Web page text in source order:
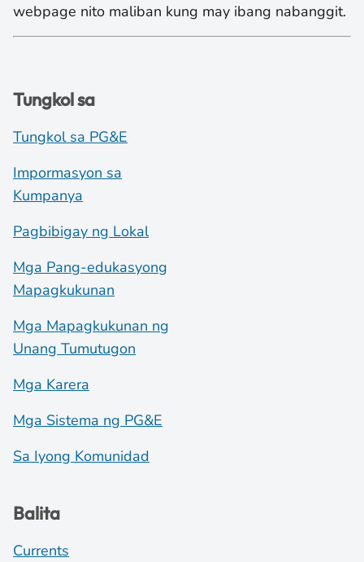
webpage nito maliban kung may ibang nabanggit.
Tungkol sa
Tungkol sa PG&E
Impormasyon sa
Kumpanya
Pagbibigay ng Lokal
Mga Pang-edukasyong
Mapagkukunan
Mga Mapagkukunan ng
Unang Tumutugon
Mga Karera
Mga Sistema ng PG&E
Sa Iyong Komunidad
Balita
Currents